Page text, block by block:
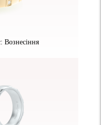
Вознесіння